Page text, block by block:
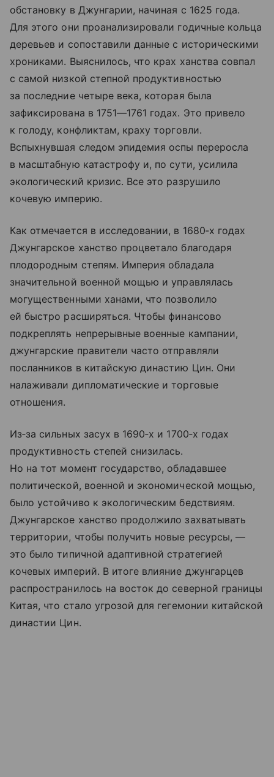
обстановку в Джунгарии, начиная с 1625 года.
Для этого они проанализировали годичные кольца
деревьев и сопоставили данные с историческими
хрониками. Выяснилось, что крах ханства совпал
с самой низкой степной продуктивностью
за последние четыре века, которая была
зафиксирована в 1751—1761 годах. Это привело
к голоду, конфликтам, краху торговли.
Вспыхнувшая следом эпидемия оспы переросла
в масштабную катастрофу и, по сути, усилила
экологический кризис. Все это разрушило
кочевую империю.
Как отмечается в исследовании, в 1680‑х годах
Джунгарское ханство процветало благодаря
плодородным степям. Империя обладала
значительной военной мощью и управлялась
могущественными ханами, что позволило
ей быстро расширяться. Чтобы финансово
подкреплять непрерывные военные кампании,
джунгарские правители часто отправляли
посланников в китайскую династию Цин. Они
налаживали дипломатические и торговые
отношения.
Из‑за сильных засух в 1690‑х и 1700‑х годах
продуктивность степей снизилась.
Но на тот момент государство, обладавшее
политической, военной и экономической мощью,
было устойчиво к экологическим бедствиям.
Джунгарское ханство продолжило захватывать
территории, чтобы получить новые ресурсы, —
это было типичной адаптивной стратегией
кочевых империй. В итоге влияние джунгарцев
распространилось на восток до северной границы
Китая, что стало угрозой для гегемонии китайской
династии Цин.